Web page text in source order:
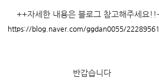
++자세한 내용은 블로그 참고해주세요
https://blog.naver.com/ggdan0055/
반갑습니다